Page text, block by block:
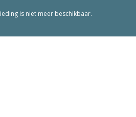
is niet meer beschikbaar.